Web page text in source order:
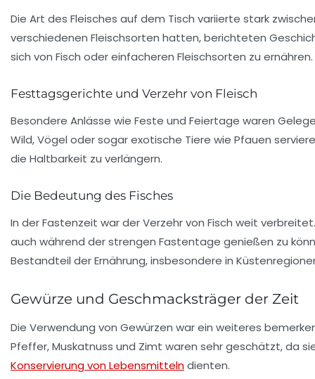
Die Art des Fleisches auf dem Tisch variierte stark
verschiedenen Fleischsorten hatten, berichteten
sich von Fisch oder einfacheren Fleischsorten zu ernähren.
Festtagsgerichte und Verzehr von Fleisch
Besondere Anlässe wie Feste und Feiertage waren
Wild, Vögel oder sogar exotische Tiere wie Pfauen
die Haltbarkeit zu verlängern.
Die Bedeutung des Fisches
In derFastenzeit war der Verzehr von Fisch weit
auch während der strengen Fastentage genießen zu
Bestandteil der Ernährung, insbesondere in
Gewürze und Geschmacksträger der Zeit
Die Verwendung von Gewürzen war ein weiteres
Pfeffer, Muskatnuss und Zimt waren sehr geschätzt, da
Konservierung von Lebensmittelndienten.